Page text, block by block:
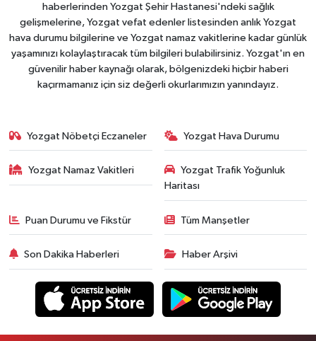
haberlerinden Yozgat Şehir Hastanesi'ndeki sağlık
gelişmelerine, Yozgat vefat edenler listesinden anlık Yozgat
hava durumu bilgilerine ve Yozgat namaz vakitlerine kadar günlük
yaşamınızı kolaylaştıracak tüm bilgileri bulabilirsiniz. Yozgat'ın en
güvenilir haber kaynağı olarak, bölgenizdeki hiçbir haberi
kaçırmamanız için siz değerli okurlarımızın yanındayız.
Yozgat Nöbetçi Eczaneler Yozgat Hava Durumu
Yozgat Namaz Vakitleri
Yozgat Trafik Yoğunluk
Haritası
Puan Durumu ve Fikstür Tüm Manşetler
Son Dakika Haberleri Haber Arşivi